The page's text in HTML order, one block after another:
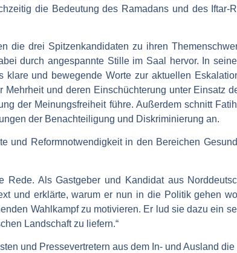
die Bedeutung des Ramadans und des Iftar-
die drei Spitzenkandidaten zu ihren
durch angespannte Stille im Saal hervor. In
und bewegende Worte zur aktuellen
und deren Einschüchterung unter Einsatz
der Meinungsfreiheit führe. Außerdem schnitt
der Benachteiligung und Diskriminierung an.
und Reformnotwendigkeit in den Bereichen
Als Gastgeber und Kandidat aus
und erklärte, warum er nun in die Politik gehen
Wahlkampf zu motivieren. Er lud sie dazu ein
Landschaft zu liefern.“
und Pressevertretern aus dem In- und Ausland